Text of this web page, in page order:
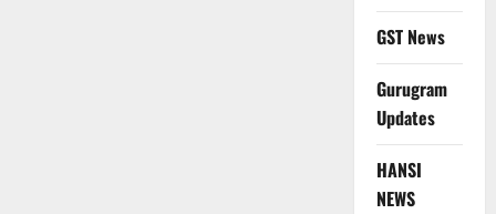
GST News
Gurugram
Updates
HANSI
NEWS